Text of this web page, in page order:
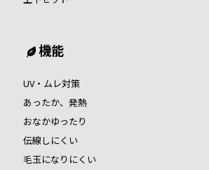
機能
UV・ムレ対策
あったか、発熱
おなかゆったり
伝線しにくい
毛玉になりにくい